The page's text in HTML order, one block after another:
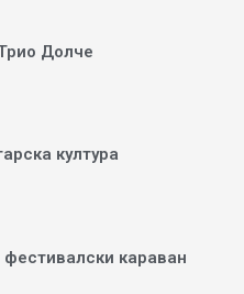
Долче
култура
караван